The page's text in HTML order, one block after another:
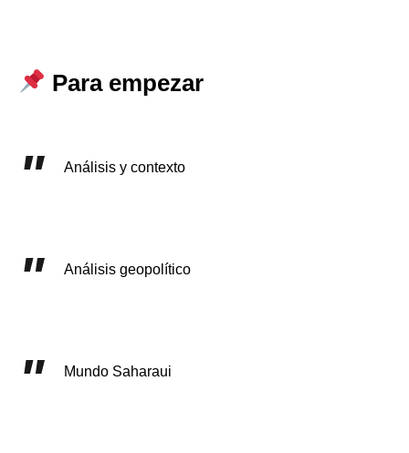
Para empezar
Análisis y contexto
Análisis geopolítico
Mundo Saharaui